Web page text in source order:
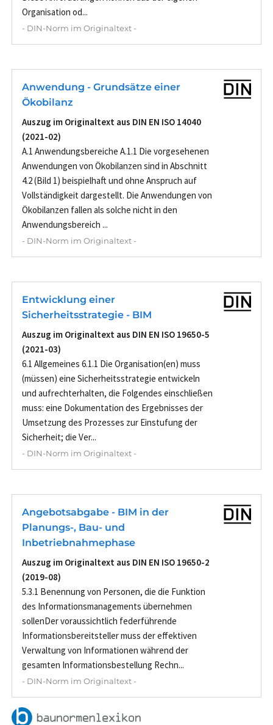
Organisation od...
- DIN-Norm im Originaltext -
Anwendung - Grundsätze einer
Ökobilanz
Auszug im Originaltext aus DIN EN ISO 14040
(2021-02)
A.1 Anwendungsbereiche A.1.1 Die vorgesehenen
Anwendungen von Ökobilanzen sind in Abschnitt
4.2 (Bild 1) beispielhaft und ohne Anspruch auf
Vollständigkeit dargestellt. Die Anwendungen von
Ökobilanzen fallen als solche nicht in den
Anwendungsbereich ...
- DIN-Norm im Originaltext -
Entwicklung einer
Sicherheitsstrategie - BIM
Auszug im Originaltext aus DIN EN ISO 19650-5
(2021-03)
6.1 Allgemeines 6.1.1 Die Organisation(en) muss
(müssen) eine Sicherheitsstrategie entwickeln
und aufrechterhalten, die Folgendes einschließen
muss: eine Dokumentation des Ergebnisses der
Umsetzung des Prozesses zur Einstufung der
Sicherheit; die Ver...
- DIN-Norm im Originaltext -
Angebotsabgabe - BIM in der
Planungs-, Bau- und
Inbetriebnahmephase
Auszug im Originaltext aus DIN EN ISO 19650-2
(2019-08)
5.3.1 Benennung von Personen, die die Funktion
des Informationsmanagements übernehmen
sollenDer voraussichtlich federführende
Informationsbereitsteller muss der effektiven
Verwaltung von Informationen während der
gesamten Informationsbestellung Rechn...
- DIN-Norm im Originaltext -